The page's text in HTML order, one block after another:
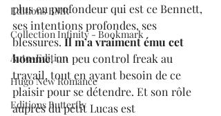
Editions BMR
Collection Infinity - Bookmark
Auto-Edition
Hugo New Romance
Editions Butterfly
plus en profondeur qui est ce Bennett,
ses intentions profondes, ses
blessures. Il m’a vraiment ému cet
homme, un peu control freak au
travail, tout en ayant besoin de ce
plaisir pour se détendre. Et son rôle
auprès du petit Lucas est